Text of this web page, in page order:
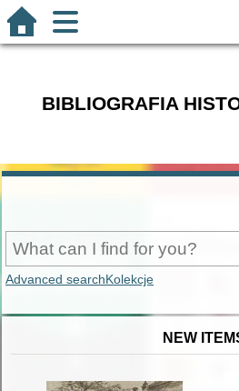
BIBLIOGRAFIA
Advanced searchKolekcje
NEW